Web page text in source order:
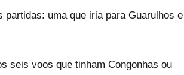
uma que iria para Guarulhos e
seis voos que tinham Congonhas ou